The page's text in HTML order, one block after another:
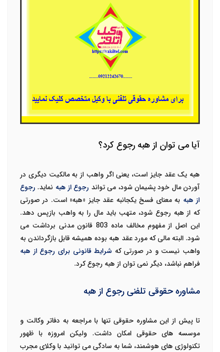
آیا می توان از هبه رجوع کرد؟
هبه یک عقد جایز است، یعنی اگر واهب از به مالکیت دیگری در
آوردن مال خود پشیمان شود، می تواند رجوع از هبه نماید. رجوع
از هبه به معنای فسخ یکجانبه عقد جایز «هبه» است. در صورتی
که از هبه رجوع شود، متهب باید مال را به واهب بازپس دهد.
این اصل از مفهوم مخالف ماده 803 قانون مدنی برداشت می
شود. البته مالی که مورد عقد هبه بوده همیشه قابل بازگرداندن به
واهب نیست و در صورتی که شرایط قانونی برای رجوع از هبه
فراهم نباشد، دیگر نمی توان از هبه رجوع کرد.
مشاوره حقوقی تلفنی رجوع از هبه
تا پیش از این مشاوره حقوقی تنها با مراجعه به دفاتر وکالت و
موسسه های حقوقی امکان داشت. ولیکن امروزه با ظهور
تکنولوژی های هوشمند، شما به سادگی می توانید با وکلای مجرب